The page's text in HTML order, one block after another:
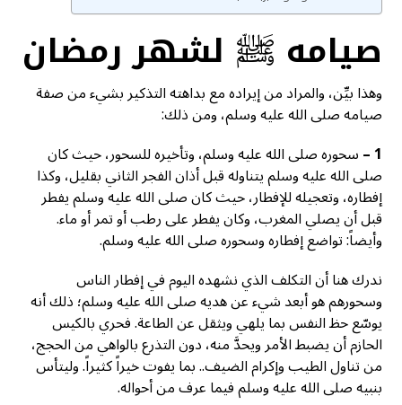
صيامه ﷺ لشهر رمضان
وهذا بيِّن، والمراد من إيراده مع بداهته التذكير بشيء من صفة
صيامه صلى الله عليه وسلم، ومن ذلك:
1 – سحوره صلى الله عليه وسلم، وتأخيره للسحور، حيث كان
صلى الله عليه وسلم يتناوله قبل أذان الفجر الثاني بقليل، وكذا
إفطاره، وتعجيله للإفطار، حيث كان صلى الله عليه وسلم يفطر
قبل أن يصلي المغرب، وكان يفطر على رطب أو تمر أو ماء.
وأيضاً: تواضع إفطاره وسحوره صلى الله عليه وسلم.
ندرك هنا أن التكلف الذي نشهده اليوم في إفطار الناس
وسحورهم هو أبعد شيء عن هديه صلى الله عليه وسلم؛ ذلك أنه
يوسّع حظ النفس بما يلهي ويثقل عن الطاعة. فحري بالكيس
الحازم أن يضبط الأمر ويحدَّ منه، دون التذرع بالواهي من الحجج،
من تناول الطيب وإكرام الضيف.. بما يفوت خيراً كثيراً. وليتأس
بنبيه صلى الله عليه وسلم فيما عرف من أحواله.